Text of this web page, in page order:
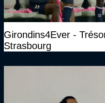
Girondins4Ever -
Strasbourg